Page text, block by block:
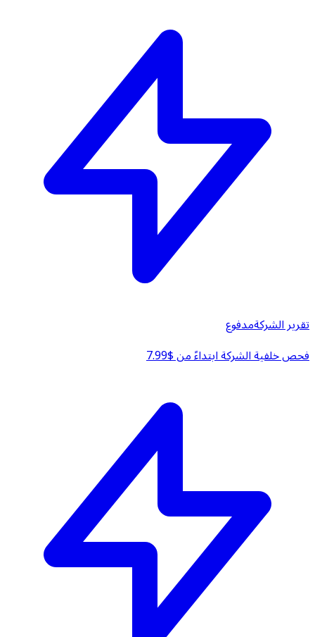
تقرير الشركةمدفوع
فحص خلفية الشركة ابتداءً من $7.99